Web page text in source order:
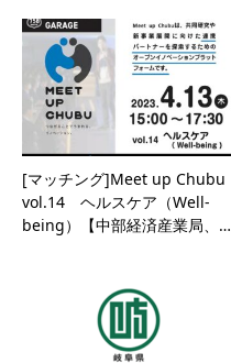
[マッチング]Meet up Chubu
vol.14 ヘルスケア（Well-
being）【中部経済産業局、…